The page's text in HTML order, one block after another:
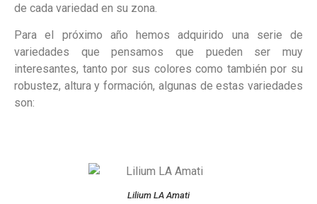
de cada variedad en su zona.
Para el próximo año hemos adquirido una serie de
variedades que pensamos que pueden ser muy
interesantes, tanto por sus colores como también por su
robustez, altura y formación, algunas de estas variedades
son:
Lilium LA Amati